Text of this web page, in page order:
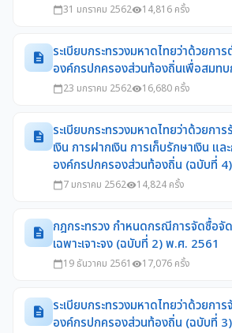
calendar_today31 มกราคม 2562visibility14,816 ครั้ง
description
ระเบียบกระทรวงมหาดไทยว่าด้วยกา
องค์กรปกครองส่วนท้องถิ่นเพื่อสมท
calendar_today23 มกราคม 2562visibility16,680 ครั้ง
description
ระเบียบกระทรวงมหาดไทยว่าด้วยการ
เงิน การฝากเงิน การเก็บรักษาเงิน แล
องค์กรปกครองส่วนท้องถิ่น (ฉบับที่
calendar_today7 มกราคม 2562visibility14,824 ครั้ง
description
กฎกระทรวง กำหนดกรณีการจัดซื้อจั
เฉพาะเจาะจง (ฉบับที่ 2) พ.ศ. 2561
calendar_today19 ธันวาคม 2561 visibility17,076 ครั้ง
description
ระเบียบกระทรวงมหาดไทยว่าด้วยก
องค์กรปกครองส่วนท้องถิ่น (ฉบับที่